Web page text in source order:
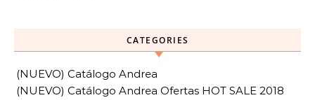
CATEGORIES
(NUEVO) Catálogo Andrea
(NUEVO) Catálogo Andrea Ofertas HOT SALE 2018